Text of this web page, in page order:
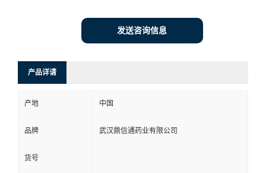
发送咨询信息
产品详请
产地 中国
品牌 武汉鼎信通药业有限公司
货号